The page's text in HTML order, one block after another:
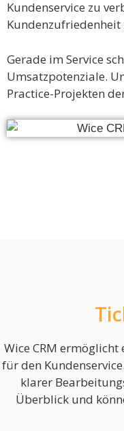
Kundenservice zu
Kundenzufriedenheit
Gerade im Service
Umsatzpotenziale.
Practice-Projekten
Wice CRM
für den
klarer
Überblick und